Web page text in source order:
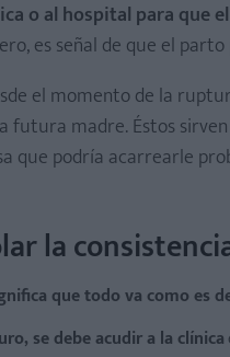
o al hospital para que
es señal de que el
el momento de la
futura madre. Éstos
que podría acarrearle
la
que todo va como es
se debe acudir a la clínica